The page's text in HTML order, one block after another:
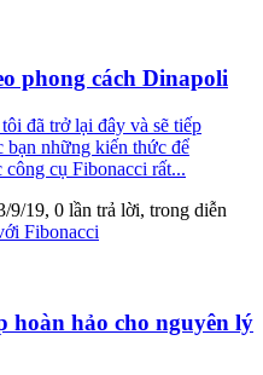
phong cách Dinapoli
đã trở lại đây và sẽ tiếp
bạn những kiến thức để
cụ Fibonacci rất...
9/19, 0 lần trả lời, trong diễn
Fibonacci
hoàn hảo cho nguyên lý